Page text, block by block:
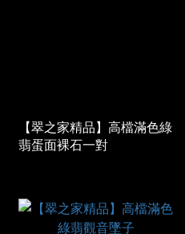
【翠之家精品】高檔滿色綠
翡蛋面裸石一對